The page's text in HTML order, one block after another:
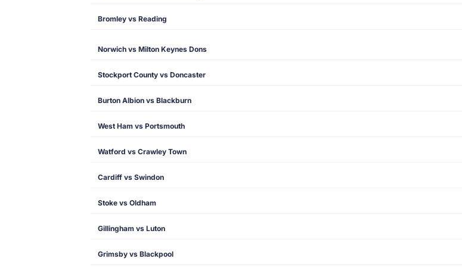
Bromley vs Reading
Norwich vs Milton Keynes Dons
Stockport County vs Doncaster
Burton Albion vs Blackburn
West Ham vs Portsmouth
Watford vs Crawley Town
Cardiff vs Swindon
Stoke vs Oldham
Gillingham vs Luton
Grimsby vs Blackpool